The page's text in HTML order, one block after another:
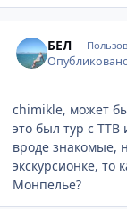
БЕЛ
chimikle, может
это был тур с
вроде знакомые,
экскурсионке, то
Монпелье?